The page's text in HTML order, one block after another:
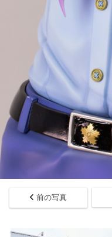
前の写真